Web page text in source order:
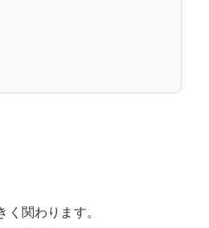
関わります。